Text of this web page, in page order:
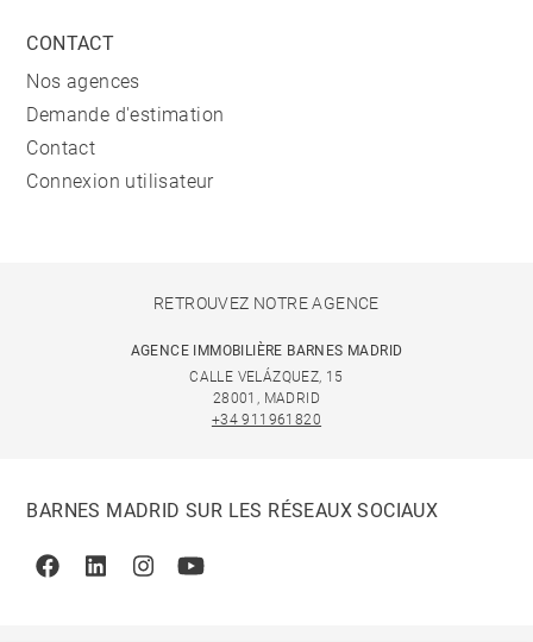
CONTACT
Nos agences
Demande d'estimation
Contact
Connexion utilisateur
RETROUVEZ NOTRE AGENCE
AGENCE IMMOBILIÈRE BARNES MADRID
CALLE VELÁZQUEZ, 15
28001, MADRID
+34 911961820
BARNES MADRID SUR LES RÉSEAUX SOCIAUX
FacebookLinkedinInstagramYoutube